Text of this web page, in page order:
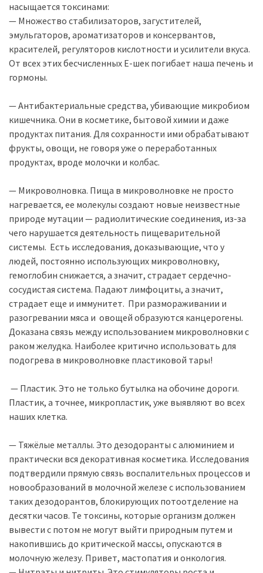
насыщается токсинами:
— Множество стабилизаторов, загустителей,
эмульгаторов, ароматизаторов и консервантов,
красителей, регуляторов кислотности и усилители вкуса.
От всех этих бесчисленных Е-шек погибает наша печень и
гормоны.
— Антибактериальные средства, убивающие микробиом
кишечника. Они в косметике, бытовой химии и даже
продуктах питания. Для сохранности ими обрабатывают
фрукты, овощи, не говоря уже о переработанных
продуктах, вроде молочки и колбас.
— Микроволновка. Пища в микроволновке не просто
нагревается, ее молекулы создают новые неизвестные
природе мутации — радиолитические соединения, из-за
чего нарушается деятельность пищеварительной
системы. Есть исследования, доказывающие, что у
людей, постоянно использующих микроволновку,
гемоглобин снижается, а значит, страдает сердечно-
сосудистая система. Падают лимфоциты, а значит,
страдает еще и иммунитет. При размораживании и
разогревании мяса и овощей образуются канцерогены.
Доказана связь между использованием микроволновки с
раком желудка. Наиболее критично использовать для
подогрева в микроволновке пластиковой тары!
— Пластик. Это не только бутылка на обочине дороги.
Пластик, а точнее, микропластик, уже выявляют во всех
наших клетка.
— Тяжёлые металлы. Это дезодоранты с алюминием и
практически вся декоративная косметика. Исследования
подтвердили прямую связь воспалительных процессов и
новообразований в молочной железе с использованием
таких дезодорантов, блокирующих потоотделение на
десятки часов. Те токсины, которые организм должен
вывести с потом не могут выйти природным путем и
накопившись до критической массы, опускаются в
молочную железу. Привет, мастопатия и онкология.